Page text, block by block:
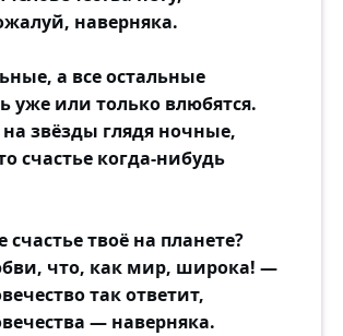
наверняка.
а все остальные
уже или только влюбятся.
звёзды глядя ночные,
счастье когда-нибудь
твоё на планете?
что, как мир, широка! —
так ответит,
— наверняка.